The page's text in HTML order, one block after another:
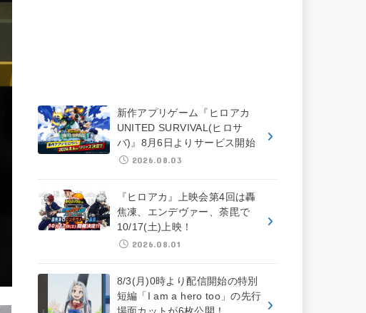
新作アプリゲーム『ヒロアカ
UNITED SURVIVAL(ヒロサ
バ)』8月6日よりサービス開始
2026.08.03
『ヒロアカ』上映会第4回は轟
焦凍、エンデヴァー、荼毘で
10/17(土)上映！
2026.08.01
8/3(月)0時より配信開始の特別
短編「I am a hero too」の先行